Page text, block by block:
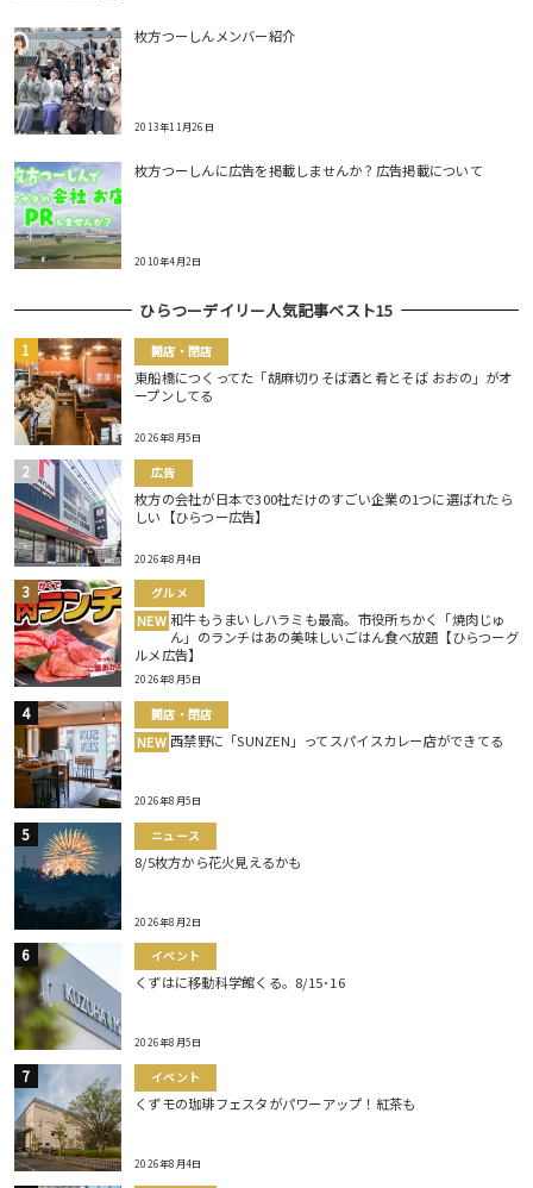
枚方つーしんメンバー紹介
2013年11月26日
枚方つーしんに広告を掲載しませんか？広告掲載について
2010年4月2日
ひらつーデイリー人気記事ベスト15
開店・閉店
東船橋につくってた「胡麻切りそば酒と肴とそば おおの」がオ
ープンしてる
2026年8月5日
広告
枚方の会社が日本で300社だけのすごい企業の1つに選ばれたら
しい【ひらつー広告】
2026年8月4日
グルメ
NEW 和牛もうまいしハラミも最高。市役所ちかく「焼肉じゅ
ん」のランチはあの美味しいごはん食べ放題【ひらつーグ
ルメ広告】
2026年8月5日
開店・閉店
NEW 西禁野に「SUNZEN」ってスパイスカレー店ができてる
2026年8月5日
ニュース
8/5枚方から花火見えるかも
2026年8月2日
イベント
くずはに移動科学館くる。8/15･16
2026年8月5日
イベント
くずモの珈琲フェスタがパワーアップ！紅茶も
2026年8月4日